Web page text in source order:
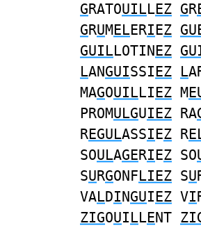
GRATOUILLEZ GR
GRUMELERIEZ
GUILLOTINEZ
LANGUISSIEZ L
MAGOUILLIEZ M
PROMULGUIEZ RA
REGULASSIEZ R
SOULAGERIEZ SO
SURGONFLIEZ SU
VALDINGUIEZ VI
ZIGOUILLENT